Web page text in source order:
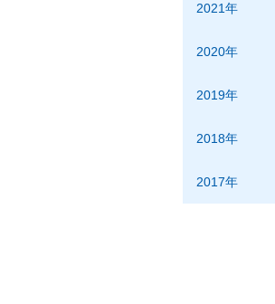
2021年
2020年
2019年
2018年
2017年